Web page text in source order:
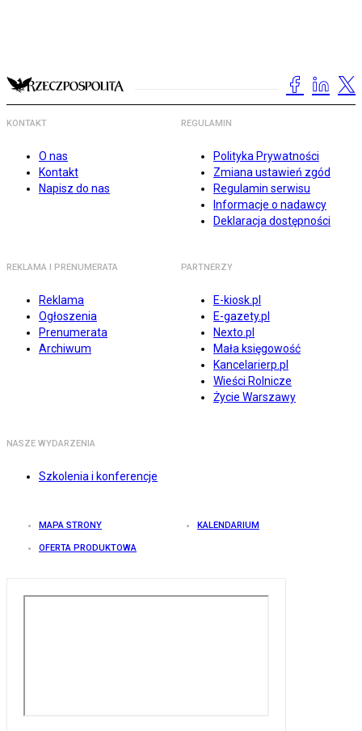
KONTAKT
O nas
Kontakt
Napisz do nas
REGULAMIN
Polityka Prywatności
Zmiana ustawień zgód
Regulamin serwisu
Informacje o nadawcy
Deklaracja dostępności
REKLAMA I PRENUMERATA
Reklama
Ogłoszenia
Prenumerata
Archiwum
PARTNERZY
E-kiosk.pl
E-gazety.pl
Nexto.pl
Mała księgowość
Kancelarierp.pl
Wieści Rolnicze
Życie Warszawy
NASZE WYDARZENIA
Szkolenia i konferencje
MAPA STRONY KALENDARIUM
OFERTA PRODUKTOWA